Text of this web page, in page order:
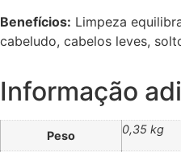
Benefícios: Limpeza
cabeludo, cabelos leves,
Informação
Peso 0,35 kg